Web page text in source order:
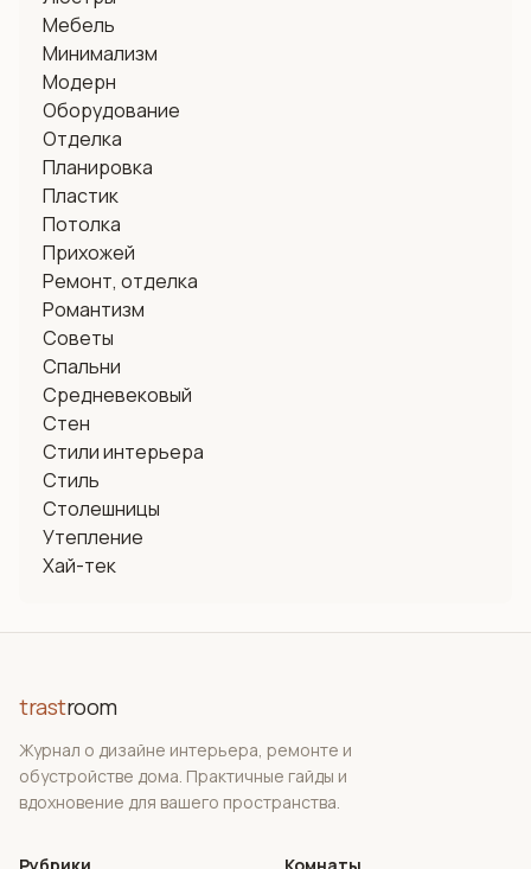
Мебель
Минимализм
Модерн
Оборудование
Отделка
Планировка
Пластик
Потолка
Прихожей
Ремонт, отделка
Романтизм
Советы
Спальни
Средневековый
Стен
Стили интерьера
Стиль
Столешницы
Утепление
Хай-тек
trastroom
Журнал о дизайне интерьера, ремонте и
обустройстве дома. Практичные гайды и
вдохновение для вашего пространства.